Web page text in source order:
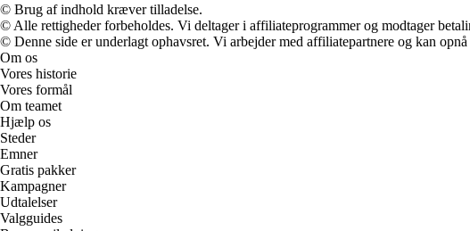
© Brug af indhold kræver tilladelse.
© Alle rettigheder forbeholdes. Vi deltager i affiliateprogrammer og modtager
© Denne side er underlagt ophavsret. Vi arbejder med affiliatepartnere og kan
Om os
Vores historie
Vores formål
Om teamet
Hjælp os
Steder
Emner
Gratis pakker
Kampagner
Udtalelser
Valgguides